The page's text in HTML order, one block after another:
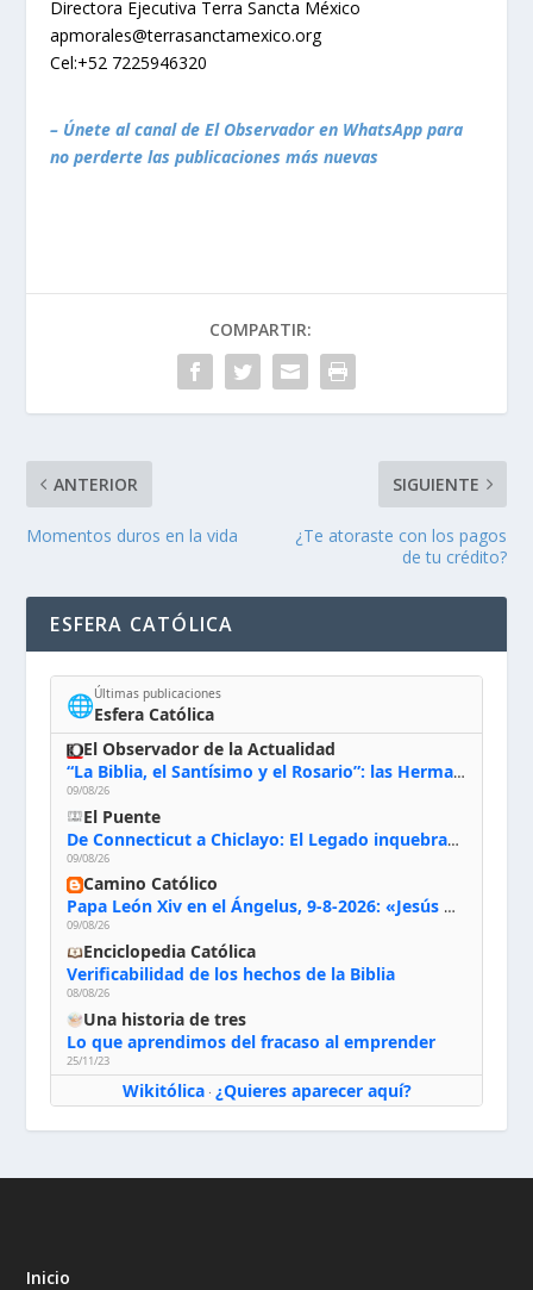
Directora Ejecutiva Terra Sancta México
apmorales@terrasanctamexico.org
Cel:+52 7225946320
– Únete al canal de El Observador en WhatsApp para
no perderte las publicaciones más nuevas
COMPARTIR:
ANTERIOR
Momentos duros en la vida
SIGUIENTE
¿Te atoraste con los pagos
de tu crédito?
ESFERA CATÓLICA
🌐Últimas publicaciones
Esfera Católica
El Observador de la Actualidad
“La Biblia, el Santísimo y el Rosario”: las Hermanas de Belén, evacuadas por el incendio de Huelva, España
09/08/26
El Puente
De Connecticut a Chiclayo: El Legado inquebrantable de Monseñor Juan Tomis Stack
09/08/26
Camino Católico
Papa León Xiv en el Ángelus, 9-8-2026: «Jesús no nos abandona y si lo acogemos con humildad con la oración, los sacramentos y la escucha de su Palabra, en Él encontraremos paz, luz y fuerza para nuestro camino»
09/08/26
Enciclopedia Católica
Verificabilidad de los hechos de la Biblia
08/08/26
Una historia de tres
Lo que aprendimos del fracaso al emprender
25/11/23
Wikitólica· ¿Quieres aparecer aquí?
Inicio